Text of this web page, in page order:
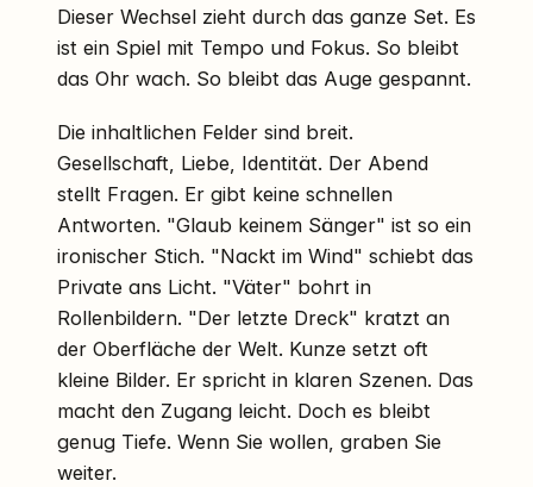
Dieser Wechsel zieht durch das ganze Set. Es
ist ein Spiel mit Tempo und Fokus. So bleibt
das Ohr wach. So bleibt das Auge gespannt.
Die inhaltlichen Felder sind breit.
Gesellschaft, Liebe, Identität. Der Abend
stellt Fragen. Er gibt keine schnellen
Antworten. "Glaub keinem Sänger" ist so ein
ironischer Stich. "Nackt im Wind" schiebt das
Private ans Licht. "Väter" bohrt in
Rollenbildern. "Der letzte Dreck" kratzt an
der Oberfläche der Welt. Kunze setzt oft
kleine Bilder. Er spricht in klaren Szenen. Das
macht den Zugang leicht. Doch es bleibt
genug Tiefe. Wenn Sie wollen, graben Sie
weiter.